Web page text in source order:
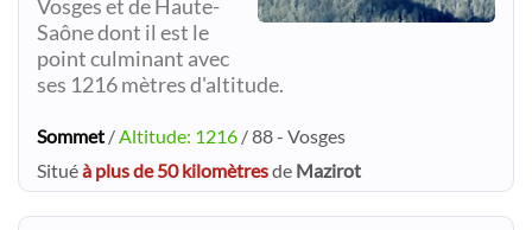
Vosges et de Haute-
Saône dont il est le
point culminant avec
ses 1216 mètres d'altitude.
Sommet /Altitude: 1216 / 88 - Vosges
Situéà plus de 50 kilomètresde Mazirot